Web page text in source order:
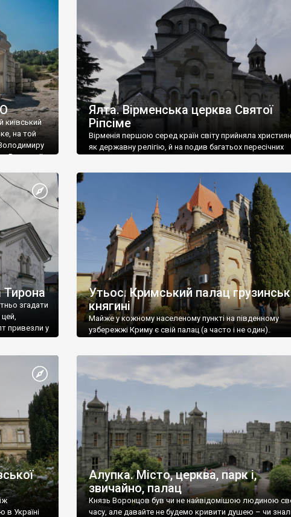
та
називаються «повстяками» (postaki)…” “Вино. Крим
виробляє відмінне вино і його вдосталь: воно все
легке біле і дуже […]
київський
на той
Василю ІІ,
Ялта. Вірменська церква Святої
Ріпсіме
Вірменія першою серед країн світу прийняла
як державну релігію, й на подив багатьох пересічних
Тирона
згадати
привезли у
Утьос. Кримський палац
княгині
Майже у кожному населеному пункті на південному
узбережжі Криму є свій палац (а часто і не один).
в Україні
Алупка. Місто, церква, парк і,
звичайно, палац
Князь Воронцов був чи не найвідомішою людиною
часу, але давайте не будемо кривити душею – чи